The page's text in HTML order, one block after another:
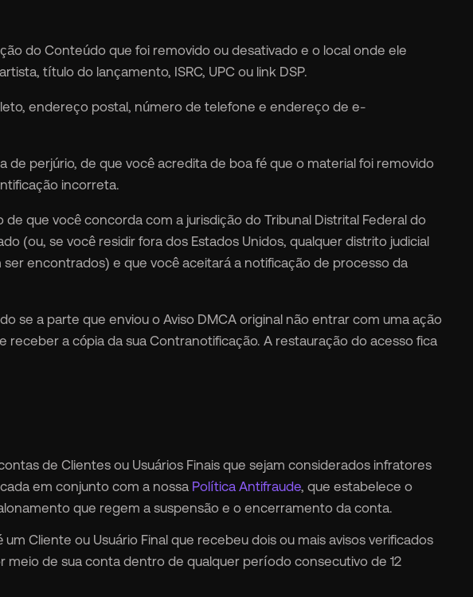
do Conteúdo que foi removido ou desativado e o local onde ele
título do lançamento, ISRC, UPC ou link DSP.
endereço postal, número de telefone e endereço de e-
de perjúrio, de que você acredita de boa fé que o material foi removido
incorreta.
que você concorda com a jurisdição do Tribunal Distrital Federal do
(ou, se você residir fora dos Estados Unidos, qualquer distrito judicial
encontrados) e que você aceitará a notificação de processo da
se a parte que enviou o Aviso DMCA original não entrar com uma ação
receber a cópia da sua Contranotificação. A restauração do acesso fica
de Clientes ou Usuários Finais que sejam considerados infratores
em conjunto com a nossa Política Antifraude, que estabelece o
que regem a suspensão e o encerramento da conta.
Cliente ou Usuário Final que recebeu dois ou mais avisos verificados
de sua conta dentro de qualquer período consecutivo de 12